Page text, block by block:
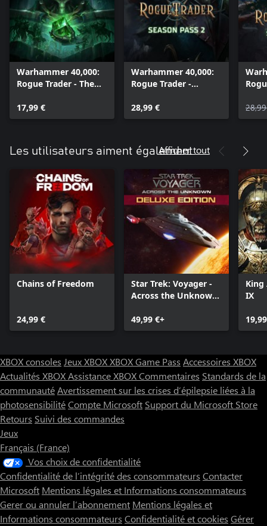
Warhammer 40,000:
Rogue Trader - The
17,99 €
Warhammer 40,000:
Rogue Trader -
28,99 €
Les utilisateurs aiment également
Afficher tout
Chains of Freedom
24,99 €
Star Trek: Voyager -
Across the Unknown
49,99 €+
IX
XBOX consoles Jeux XBOXXBOX Game Pass Accessoires XBOX
Actualités XBOXAssistance XBOXCommentaires Standards de la
communautéAvertissement sur les crises d’épilepsie liées à la
photosensibilitéCompte Microsoft Support du Microsoft Store
Retours Suivi des commandes
Jeux
Français (France)
Vos choix de confidentialité
Confidentialité de l’intégrité des consommateurs Contacter
Microsoft Mentions légales et Informations consommateurs
Gerer ou annuler l’abonnement Mentions légales et
Informations consommateurs Confidentialité et cookies Gérer